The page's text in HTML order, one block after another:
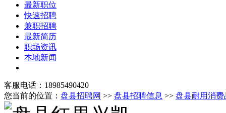
最新职位
快速招聘
兼职招聘
最新简历
职场资讯
本地新闻
客服电话：18985490420
您当前的位置： 盘县招聘网 >> 盘县招聘信息 >> 盘县耐用消